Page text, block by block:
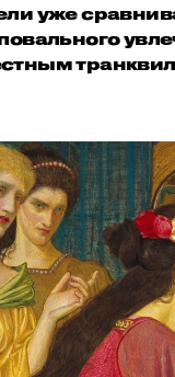
уже